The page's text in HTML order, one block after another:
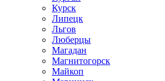
Курск
Липецк
Льгов
Люберцы
Магадан
Магнитогорск
Майкоп